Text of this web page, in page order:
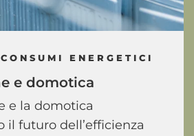
ENERGETICI
e domotica
e la domotica
il futuro dell’efficienza